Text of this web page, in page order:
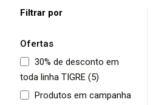
Filtrar por
Ofertas
30% de desconto em
toda linha TIGRE (5)
Produtos em campanha